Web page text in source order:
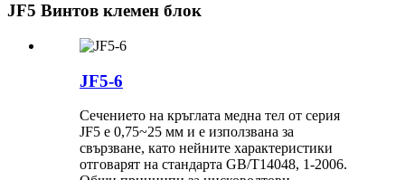
JF5 Винтов клемен блок
JF5-6
Сечението на кръглата медна тел от серия
JF5 е 0,75~25 мм и е използвана за
свързване, като нейните характеристики
отговарят на стандарта GB/T14048, 1-2006.